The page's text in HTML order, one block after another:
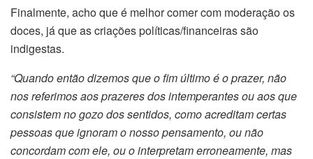
Finalmente, acho que é melhor comer com moderação os
doces, já que as criações políticas/financeiras são
indigestas.
“Quando então dizemos que o fim último é o prazer, não
nos referimos aos prazeres dos intemperantes ou aos que
consistem no gozo dos sentidos, como acreditam certas
pessoas que ignoram o nosso pensamento, ou não
concordam com ele, ou o interpretam erroneamente, mas